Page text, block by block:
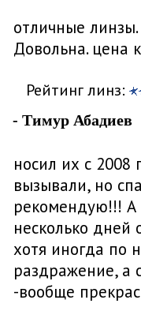
отличные
Довольна. цена
Рейтинг линз:
- Тимур Абадиев
носил их с 2008
вызывали, но
рекомендую!!! А
несколько дней
хотя иногда по
раздражение, а
-вообще